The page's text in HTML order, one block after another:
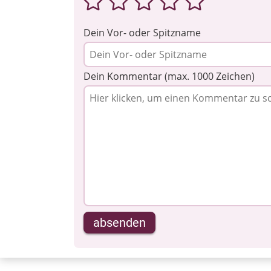
Dein Vor- oder Spitzname
Dein Kommentar (max. 1000 Zeichen)
absenden